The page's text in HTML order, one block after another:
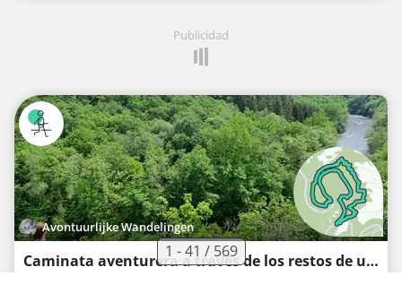
Publicidad
Avontuurlijke Wandelingen
Caminata aventurera a través de los restos de un campamento celta por el valle del Ourthe
1 - 41 / 569